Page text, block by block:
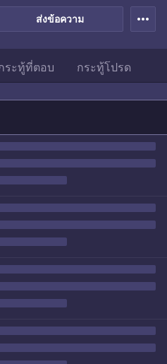
ส่งข้อความ more_horiz
ระทู้ที่ตอบ กระทู้โปรด